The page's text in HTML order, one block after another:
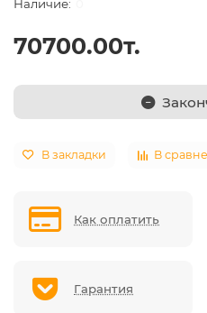
70700.00т.
В закладки В
Как оплатить
Гарантия